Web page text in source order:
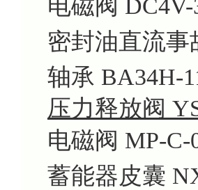
电磁阀
密封油直流事
轴承 BA34H-
压力释放阀
电磁阀 MP-C-
蓄能器皮囊